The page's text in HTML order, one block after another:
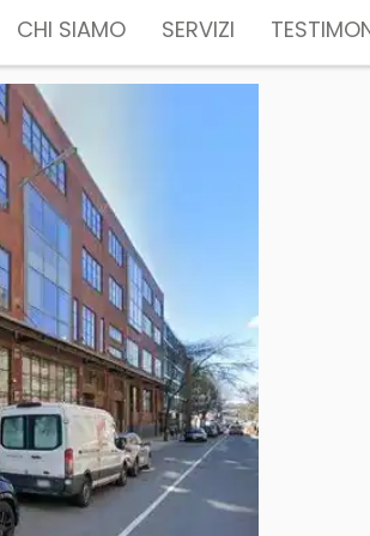
CHI SIAMO SERVIZI